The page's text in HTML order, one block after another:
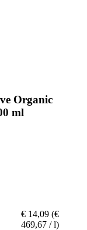
Organic
ml
€ 14,09 (€
469,67 / l)